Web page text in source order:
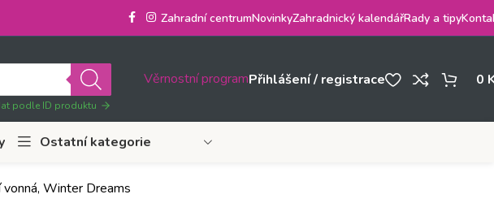
Zahradní centrumNovinkyZahradnický kalendářRady a tipy
podle ID produktu
Věrnostní programPřihlášení / registrace 0
Ostatní kategorie
Winter Dreams